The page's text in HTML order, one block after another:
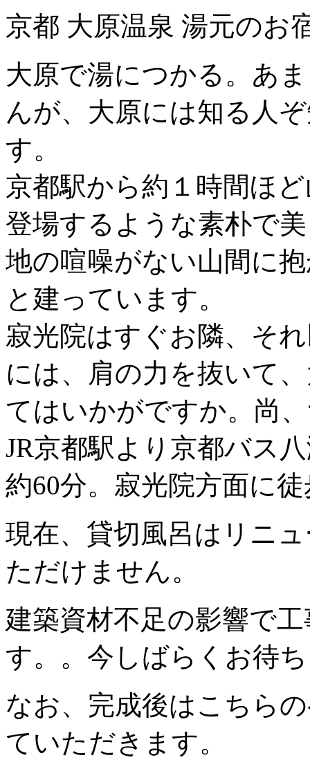
京都 大原温泉 湯元の
大原で湯につかる。あ
んが、大原には知る人
す。
京都駅から約１時間ほ
登場するような素朴で
地の喧噪がない山間に
と建っています。
寂光院はすぐお隣、そ
には、肩の力を抜いて
てはいかがですか。尚
JR京都駅より京都バス
約60分。寂光院方面に
現在、貸切風呂はリニ
ただけません。
建築資材不足の影響で
す。。今しばらくお待
なお、完成後はこちら
ていただきます。